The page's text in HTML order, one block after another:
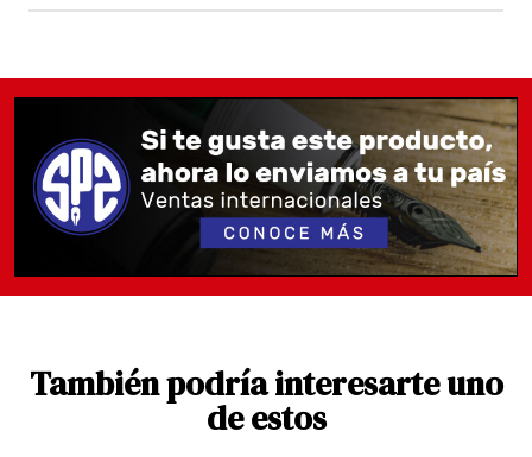
Los útiles Guilloche color se realizan en resina
preciosa siguiendo un artesanal proceso
normalmente reservado a piezas de joyería o
platería. El cuerpo se graba individualmente con la
técnica del guilloqueado y después pasa por
diferentes etapas de lacado y pulido. El resultado son
piezas únicas de sorprendente textura. No hay dos
Detalles del producto
También podría interesarte uno
de estos